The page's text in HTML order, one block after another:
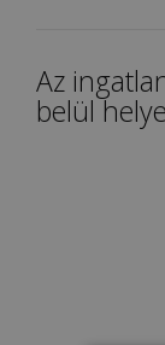
Az
belül